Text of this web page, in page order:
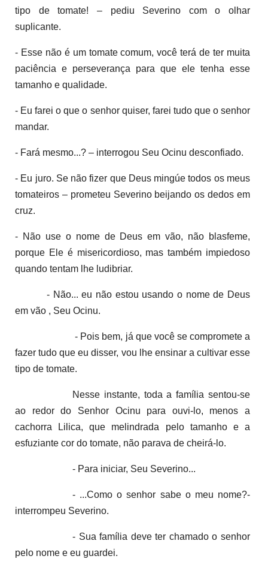
tipo de tomate! – pediu Severino com o olhar
suplicante.
- Esse não é um tomate comum, você terá de ter muita
paciência e perseverança para que ele tenha esse
tamanho e qualidade.
- Eu farei o que o senhor quiser, farei tudo que o senhor
mandar.
- Fará mesmo...? – interrogou Seu Ocinu desconfiado.
- Eu juro. Se não fizer que Deus mingúe todos os meus
tomateiros – prometeu Severino beijando os dedos em
cruz.
- Não use o nome de Deus em vão, não blasfeme,
porque Ele é misericordioso, mas também impiedoso
quando tentam lhe ludibriar.
- Não... eu não estou usando o nome de Deus
em vão , Seu Ocinu.
- Pois bem, já que você se compromete a
fazer tudo que eu disser, vou lhe ensinar a cultivar esse
tipo de tomate.
Nesse instante, toda a família sentou-se
ao redor do Senhor Ocinu para ouvi-lo, menos a
cachorra Lilica, que melindrada pelo tamanho e a
esfuziante cor do tomate, não parava de cheirá-lo.
- Para iniciar, Seu Severino...
- ...Como o senhor sabe o meu nome?-
interrompeu Severino.
- Sua família deve ter chamado o senhor
pelo nome e eu guardei.